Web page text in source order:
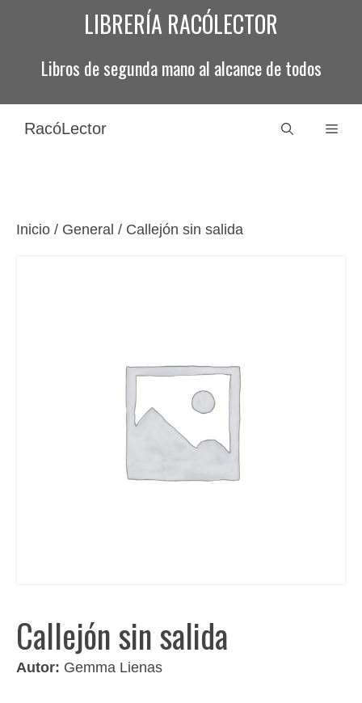
LIBRERÍA RACÓLECTOR
Libros de segunda mano al alcance de todos
RacóLector
Inicio / General / Callejón sin salida
Callejón sin salida
Autor: Gemma Lienas